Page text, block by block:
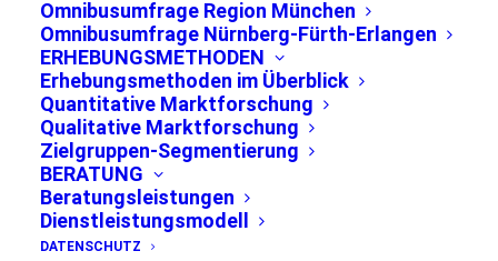
Omnibusumfrage Region München
Omnibusumfrage Nürnberg-Fürth-Erlangen
ERHEBUNGSMETHODEN
Erhebungsmethoden im Überblick
Quantitative Marktforschung
Qualitative Marktforschung
Zielgruppen-Segmentierung
BERATUNG
Beratungsleistungen
Dienstleistungsmodell
DATENSCHUTZ
Mehrheit der Münchner wusste
nichts über
Bewerbungsmöglichkeiten für